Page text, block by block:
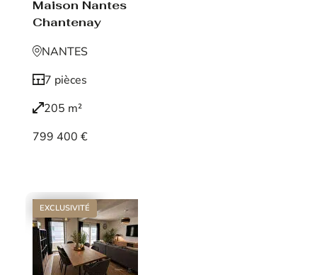
Maison Nantes
Chantenay
NANTES
7 pièces
205 m²
799 400 €
EXCLUSIVITÉ